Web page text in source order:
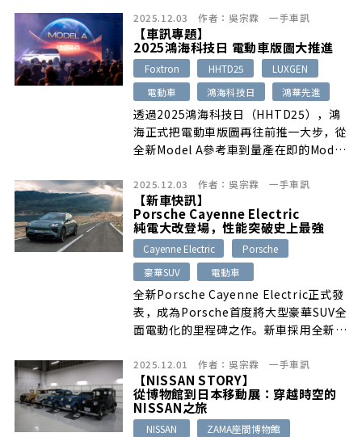
2025.12.03 作者： 吳宗霖 一手車訊
【車訊專題】
2025鴻海科技日 電動車版圖大推進
Foxtron HHTD25
LUXGEN
電動車
鴻海科技日 鴻華先進
透過2025鴻海科技日（HHTD25），鴻
海正式把電動車版圖再往前推一大步，從
全新Model A參考車到量產在即的Model
場的Model C、Model D，四款車各自扮
演不同戰略角色，也透露出未來台灣與海
外市場的產品佈局方向。
2025.12.03 作者： 吳宗霖 一手車訊
【新車快訊】
Porsche Cayenne Electric
純電大改登場，性能突破史上最強
Cayenne Electric
Porsche
豪華SUV
電動車
全新Porsche Cayenne Electric正式發
表，成為Porsche首度將大型豪華SUV全
面電動化的里程碑之作。新車採用全新
航力最高達642公里，Turbo車型更擁有
峰值850 kW（1,156 PS）的誇張輸出與
2.5秒完成0-100 km/h的加速能力，成
為保時捷史上最強量產車。
2025.12.01 作者： 吳宗霖 一手車訊
【NISSAN STORY】
從博物館到日本移動展：穿越時空的
NISSAN之旅
NISSAN
ZAMA座間博物館